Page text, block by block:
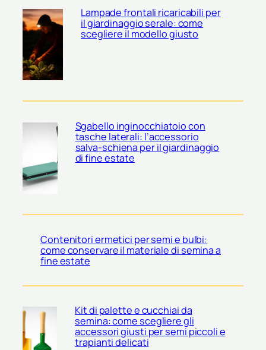
Lampade frontali ricaricabili per
il giardinaggio serale: come
scegliere il modello giusto
Sgabello inginocchiatoio con
tasche laterali: l’accessorio
salva-schiena per il giardinaggio
di fine estate
Contenitori ermetici per semi e bulbi:
come conservare il materiale di semina a
fine estate
Kit di palette e cucchiai da
semina: come scegliere gli
accessori giusti per semi piccoli e
trapianti delicati